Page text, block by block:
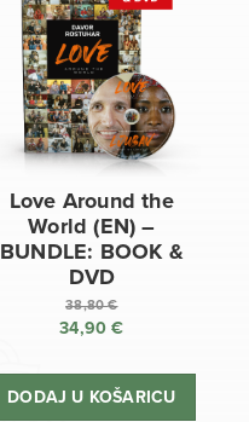
Love Around the
World (EN) –
BUNDLE: BOOK &
DVD
38,80€
Izvorna
bila
34,90€
cijena
DODAJ U KOŠARICU